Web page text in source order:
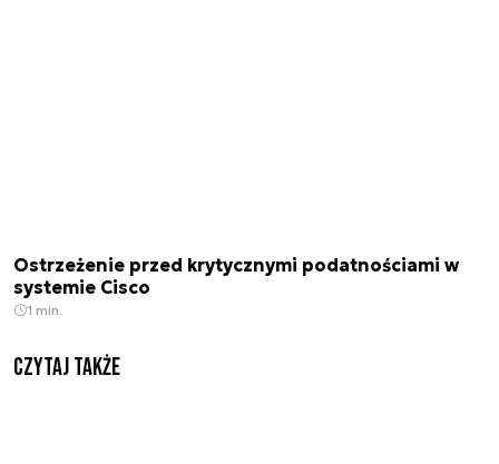
Ostrzeżenie przed krytycznymi podatnościami w
systemie Cisco
1 min.
Czytaj także